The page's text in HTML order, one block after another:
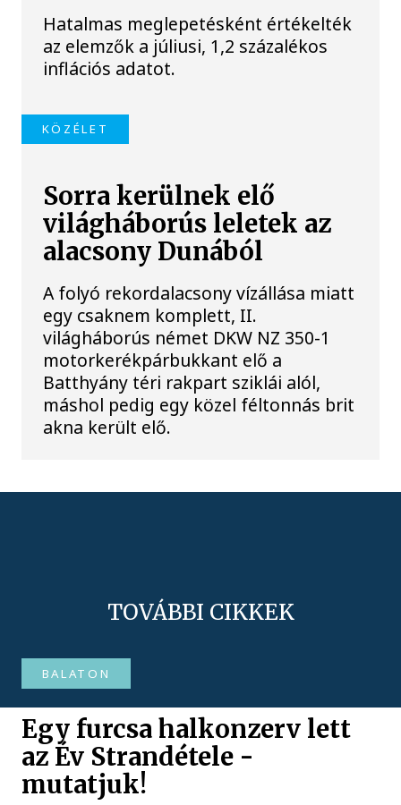
Hatalmas meglepetésként értékelték
az elemzők a júliusi, 1,2 százalékos
inflációs adatot.
KÖZÉLET
Sorra kerülnek elő
világháborús leletek az
alacsony Dunából
A folyó rekordalacsony vízállása miatt
egy csaknem komplett, II.
világháborús német DKW NZ 350-1
motorkerékpárbukkant elő a
Batthyány téri rakpart sziklái alól,
máshol pedig egy közel féltonnás brit
akna került elő.
TOVÁBBI CIKKEK
BALATON
Egy furcsa halkonzerv lett
az Év Strandétele -
mutatjuk!